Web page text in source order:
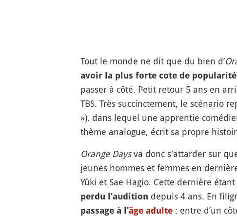
Tout le monde ne dit que du bien d’
avoir la plus forte cote de
passer à côté. Petit retour 5 ans en
TBS. Très succinctement, le scénario
»), dans lequel une apprentie
thème analogue, écrit sa propre
Orange Daysva donc s’attarder sur
jeunes hommes et femmes en
Yûki et Sae Hagio. Cette dernière étant
perdu l’audition depuis 4 ans. En
passage à l’âge adulte: entre d’un